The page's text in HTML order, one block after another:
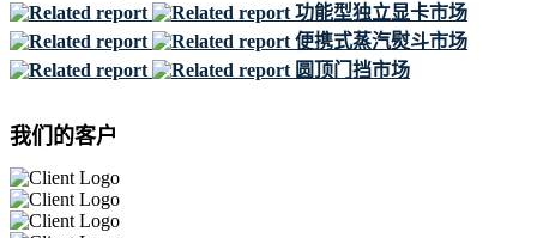
功能型独立显卡市场
便携式蒸汽熨斗市场
圆顶门挡市场
我们的客户